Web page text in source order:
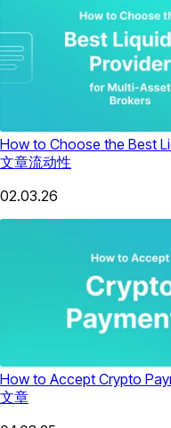
How to Choose the Best
文章流动性
02.03.26
How to Accept Crypto
文章